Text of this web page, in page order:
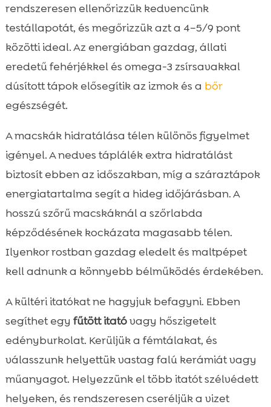
rendszeresen ellenőrizzük kedvencünk
testállapotát, és megőrizzük azt a 4–5/9 pont
közötti ideal. Az energiában gazdag, állati
eredetű fehérjékkel és omega-3 zsírsavakkal
dúsított tápok elősegítik az izmok és a bőr
egészségét.
A macskák hidratálása télen különös figyelmet
igényel. A nedves táplálék extra hidratálást
biztosít ebben az időszakban, míg a száraztápok
energiatartalma segít a hideg időjárásban. A
hosszú szőrű macskáknál a szőrlabda
képződésének kockázata magasabb télen.
Ilyenkor rostban gazdag eledelt és maltpépet
kell adnunk a könnyebb bélműködés érdekében.
A kültéri itatókat ne hagyjuk befagyni. Ebben
segíthet egy fűtött itatóvagy hőszigetelt
edényburkolat. Kerüljük a fémtálakat, és
válasszunk helyettük vastag falú kerámiát vagy
műanyagot. Helyezzünk el több itatót szélvédett
helyeken, és rendszeresen cseréljük a vizet